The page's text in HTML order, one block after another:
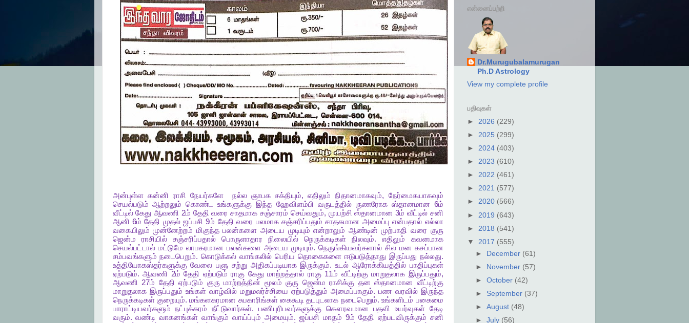
அன்புள்ள கன்னி ராசி நேயர்களே நல்ல ஞாபக சக்தியும்,எதிலும் நிதானமாகவும், நேர்மைகயாகவும்
செயல்படும் ஆற்றலும் கொண்ட உங்களுக்கு இந்த ஹேவிளம்பி வருடத்தில் ருணரோக ஸ்தானமான 6ம்
வீட்டில் கேது ஆவணி 2ம் தேதி வரை சாதமாக சஞ்சாரம் செய்வதும், முயற்சி ஸ்தானமான 3ம் வீட்டில் சனி
ஆனி 6ம் தேதி முதல் ஜப்பசி 9ம் தேதி வரை பலமாக சஞ்சரிப்பதும் சாதகமான அமைப்பு என்பதால் எல்லா
வகையிலும் முன்னேற்றம் மிகுந்த பலன்களை அடைய முடியும் என்றாலும் ஆண்டின் முற்பாதி வரை குரு
ஜென்ம
ராசியில் சஞ்சரிப்பதால் பொருளாதார நிலையில் நெருக்கடிகள் நிலவும்.எதிலும்
கவனமாக
செயல்பட்டால் மட்டுமே லாபகரமான பலன்களை அடைய முடியும். நெருங்கியவர்களால் சில மன கசப்பான
சம்பவங்களும் நடைபெறும்.கொடுக்கல் வாங்கலில் பெரிய தொகைகளை ஈடுபடுத்தாது இருப்பது நல்லது.
உத்தியோகஸ்தர்களுக்கு வேலை பளு சற்று அதிகப்படியாக இருக்கும். உடல் ஆரோக்கியத்தில் பாதிப்புகள்
ஏற்படும். ஆவணி 2ம் தேதி ஏற்படும் ராகு கேது மாற்றத்தால் ராகு11ம் வீட்டிற்கு மாறுதலாக இருப்பதும்,
ஆவணி 27ம் தேதி ஏற்படும் குரு மாற்றத்தின் மூலம் குரு ஜென்ம ராசிக்கு தன ஸ்தானமான வீட்டிற்கு
மாறுதலாக இருப்பதும் உங்கள் வாழ்வில் மறுமலர்ச்சியை ஏற்படுத்தும் அமைப்பாகும்.பண வரவில் இருந்த
நெருக்கடிகள் குறையும்.மங்களகரமான சுபகாரிங்கள் கைகூடி தடபுடலாக நடைபெறும்.உங்களிடம் பகைமை
பாராட்டியவர்களும் நட்புக்கரம் நீட்டுவார்கள்.பணிபுரிபவர்களுக்கு கௌரவமான பதவி உயர்வுகள் தேடி
வரும்.வண்டி வாகனங்கள் வாங்கும் வாய்ப்பும் அமையும்.ஜப்பசி மாதம் 9ம் தேதி ஏற்படவிருக்கும் சனி
என்னைப்பற்றி
Dr.Murugubalamurugan
Ph.D Astrology
View my complete profile
பதிவுகள்
► 2026 (229)
► 2025 (299)
► 2024 (403)
► 2023 (610)
► 2022 (461)
► 2021 (577)
► 2020 (566)
► 2019 (643)
► 2018 (541)
▼ 2017 (555)
► December (61)
► November (57)
► October (42)
► September (37)
► August (48)
► July (56)